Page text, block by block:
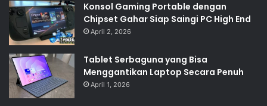
Konsol Gaming Portable dengan
Chipset Gahar Siap Saingi PC High End
April 2, 2026
Tablet Serbaguna yang Bisa
Menggantikan Laptop Secara Penuh
April 1, 2026